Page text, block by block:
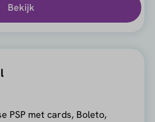
Bekijk
PSP met cards, Boleto,